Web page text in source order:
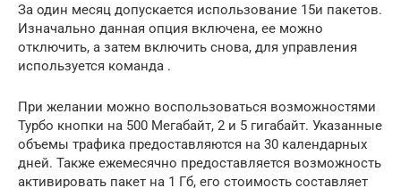
За один месяц допускается использование 15и пакетов.
Изначально данная опция включена, ее можно
отключить, а затем включить снова, для управления
используется команда .
При желании можно воспользоваться возможностями
Турбо кнопки на 500 Мегабайт, 2 и 5 гигабайт. Указанные
объемы трафика предоставляются на 30 календарных
дней. Также ежемесячно предоставляется возможность
активировать пакет на 1 Гб, его стоимость составляет